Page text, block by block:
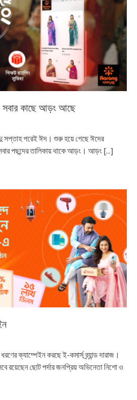
কাছে আড়ং আছে
সপ্তাহ পরেই ঈদ। শুরু হয়ে গেছে ঈদের
পছন্দের তালিকায় থাকে আড়ং। আড়ং [...]
ক্যাম্পেইন করছে ই-কমার্স ব্র্যান্ড দারাজ।
রয়েছেন ছোট পর্দার জনপ্রিয় অভিনেতা নিশো ও